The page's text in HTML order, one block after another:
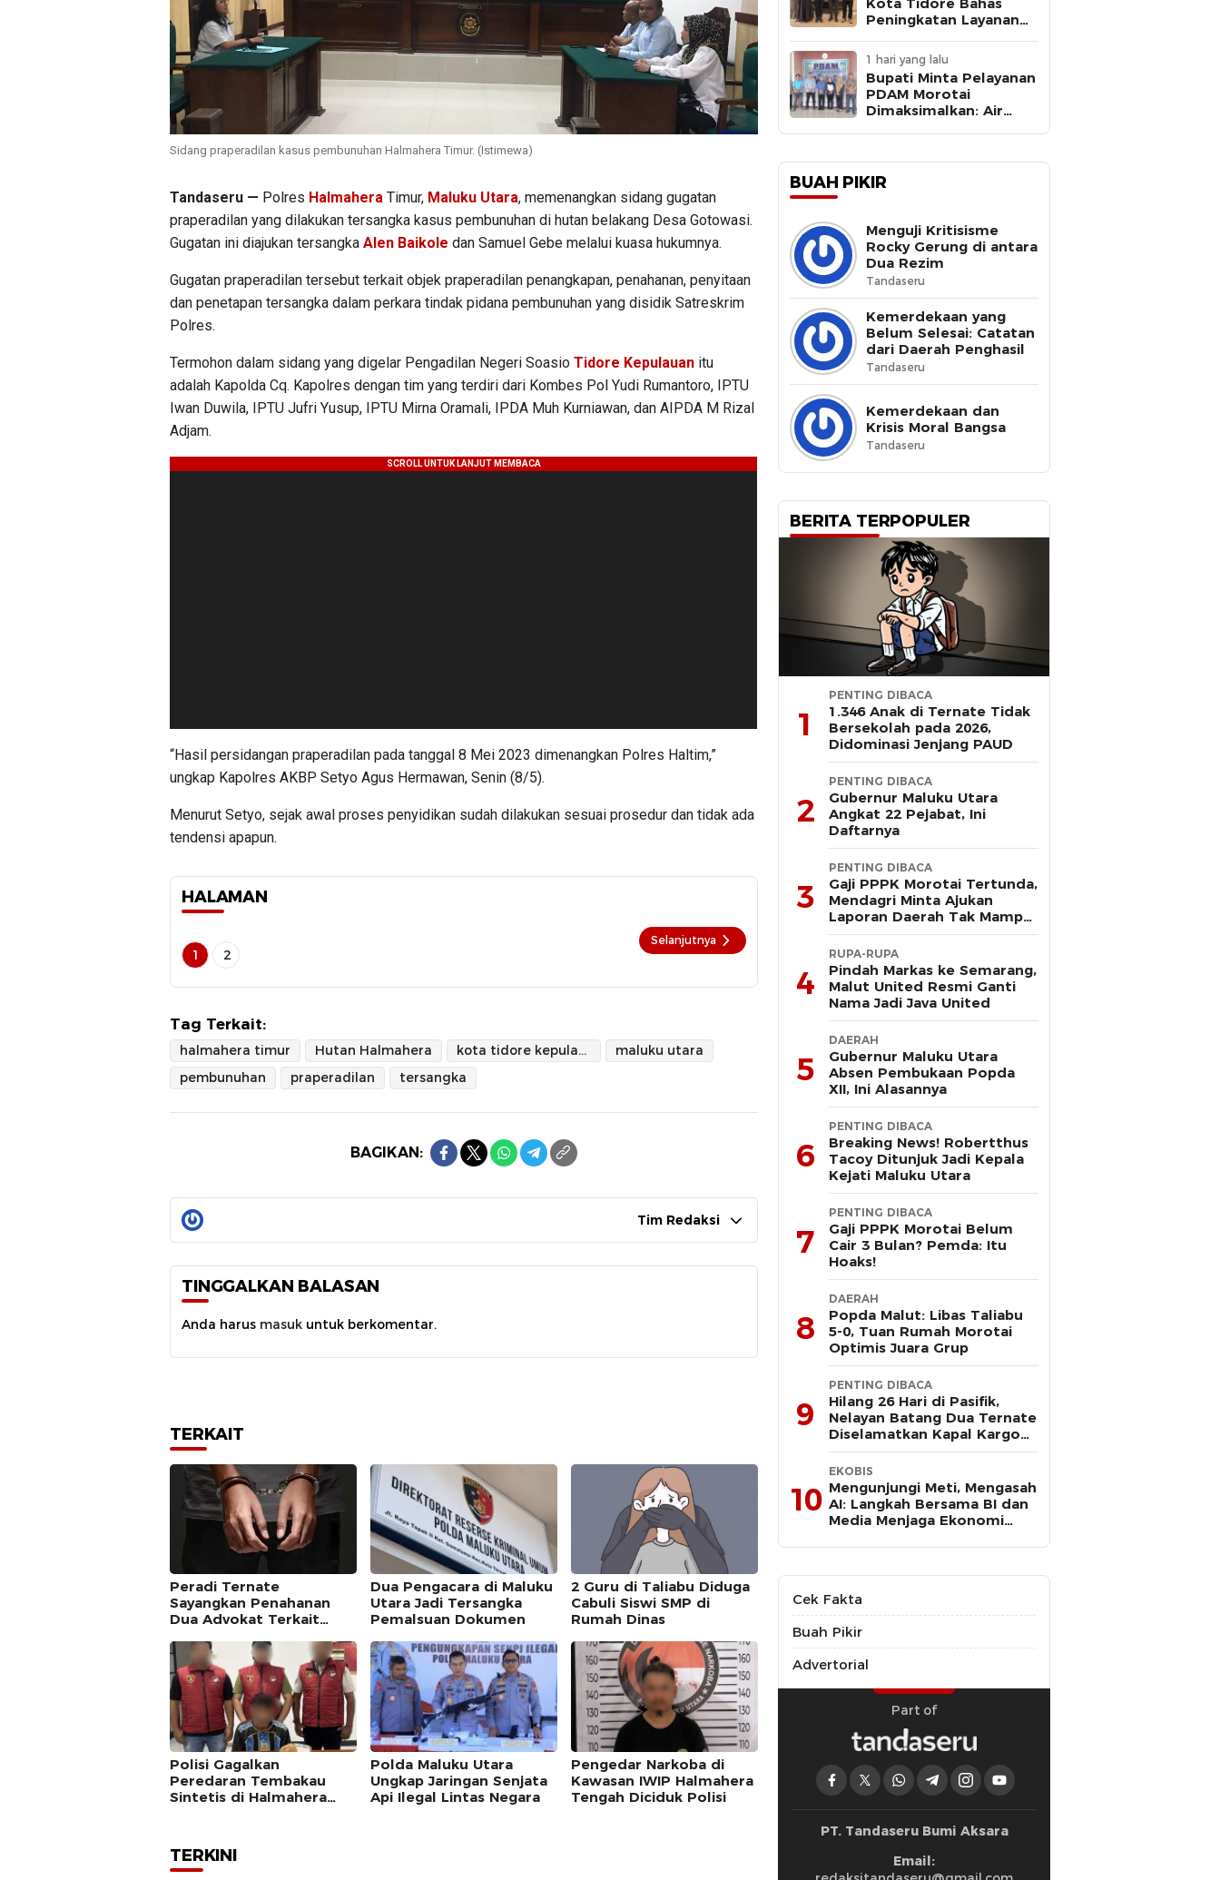
Sidang praperadilan kasus pembunuhan Halmahera Timur. (Istimewa)
Tandaseru — Polres Halmahera Timur, Maluku Utara, memenangkan sidang gugatan
praperadilan yang dilakukan tersangka kasus pembunuhan di hutan belakang Desa Gotowasi.
Gugatan ini diajukan tersangka Alen Baikole dan Samuel Gebe melalui kuasa hukumnya.
Gugatan praperadilan tersebut terkait objek praperadilan penangkapan, penahanan, penyitaan
dan penetapan tersangka dalam perkara tindak pidana pembunuhan yang disidik Satreskrim
Polres.
Termohon dalam sidang yang digelar Pengadilan Negeri Soasio Tidore Kepulauan itu
adalah Kapolda Cq. Kapolres dengan tim yang terdiri dari Kombes Pol Yudi Rumantoro, IPTU
Iwan Duwila, IPTU Jufri Yusup, IPTU Mirna Oramali, IPDA Muh Kurniawan, dan AIPDA M Rizal
Adjam.
“Hasil persidangan praperadilan pada tanggal 8 Mei 2023 dimenangkan Polres Haltim,”
ungkap Kapolres AKBP Setyo Agus Hermawan, Senin (8/5).
Menurut Setyo, sejak awal proses penyidikan sudah dilakukan sesuai prosedur dan tidak ada
tendensi apapun.
HALAMAN
1 2
Selanjutnya
Tag Terkait:
halmahera timur Hutan Halmahera kota tidore kepulauan
maluku utara
pembunuhan
praperadilan tersangka
BAGIKAN:
Tim Redaksi
TINGGALKAN BALASAN
Anda harus masuk untuk berkomentar.
TERKAIT
Peradi Ternate
Sayangkan Penahanan
Dua Advokat Terkait
Kuasa
Dua Pengacara di Maluku
Utara Jadi Tersangka
Pemalsuan Dokumen
2 Guru di Taliabu Diduga
Cabuli Siswi SMP di
Rumah Dinas
Polisi Gagalkan
Peredaran Tembakau
Sintetis di Halmahera
Polda Maluku Utara
Ungkap Jaringan Senjata
Api Ilegal Lintas Negara
Pengedar Narkoba di
Kawasan IWIP Halmahera
Tengah Diciduk Polisi
TERKINI
Peningkatan Layanan
1 hari yang lalu
Bupati Minta Pelayanan
PDAM Morotai
Dimaksimalkan: Air
BUAH PIKIR
Menguji Kritisisme
Rocky Gerung di antara
Dua Rezim
Tandaseru
Kemerdekaan yang
Belum Selesai: Catatan
dari Daerah Penghasil
Tandaseru
Kemerdekaan dan
Krisis Moral Bangsa
Tandaseru
BERITA TERPOPULER
1
PENTING DIBACA
1.346 Anak di Ternate Tidak
Bersekolah pada 2026,
Didominasi Jenjang PAUD
2
PENTING DIBACA
Gubernur Maluku Utara
Angkat 22 Pejabat, Ini
Daftarnya
3
PENTING DIBACA
Gaji PPPK Morotai Tertunda,
Mendagri Minta Ajukan
Laporan Daerah Tak Mampu
Bayar Pegawai
4
RUPA-RUPA
Pindah Markas ke Semarang,
Malut United Resmi Ganti
Nama Jadi Java United
5
DAERAH
Gubernur Maluku Utara
Absen Pembukaan Popda
XII, Ini Alasannya
6
PENTING DIBACA
Breaking News! Robertthus
Tacoy Ditunjuk Jadi Kepala
Kejati Maluku Utara
7
PENTING DIBACA
Gaji PPPK Morotai Belum
Cair 3 Bulan? Pemda: Itu
Hoaks!
8
DAERAH
Popda Malut: Libas Taliabu
5-0, Tuan Rumah Morotai
Optimis Juara Grup
9
PENTING DIBACA
Hilang 26 Hari di Pasifik,
Nelayan Batang Dua Ternate
Diselamatkan Kapal Kargo
Prancis
10
EKOBIS
Mengunjungi Meti, Mengasah
AI: Langkah Bersama BI dan
Media Menjaga Ekonomi
Cek Fakta
Buah Pikir
Advertorial
Part of
PT. Tandaseru Bumi Aksara
Email: